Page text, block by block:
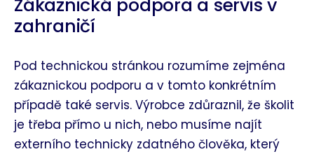
Zákaznická podpora a servis v
zahraničí
Pod technickou stránkou rozumíme zejména
zákaznickou podporu a v tomto konkrétním
případě také servis. Výrobce zdůraznil, že školit
je třeba přímo u nich, nebo musíme najít
externího technicky zdatného člověka, který